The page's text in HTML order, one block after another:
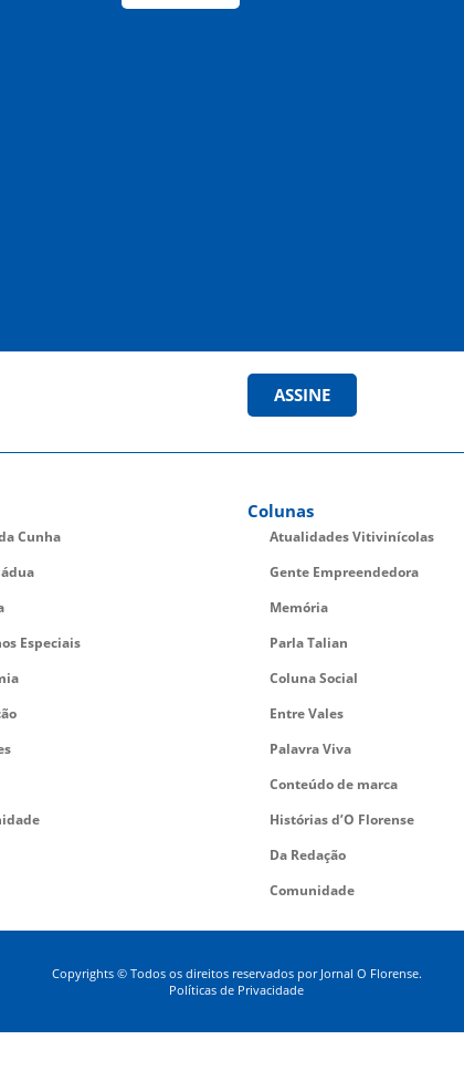
ASSINE
Cunha
Especiais
Colunas
Atualidades Vitivinícolas
Gente Empreendedora
Memória
Parla Talian
Coluna Social
Entre Vales
Palavra Viva
Conteúdo de marca
Histórias d’O Florense
Da Redação
Comunidade
Copyrights © Todos os direitos reservados por Jornal O Florense.
Políticas de Privacidade